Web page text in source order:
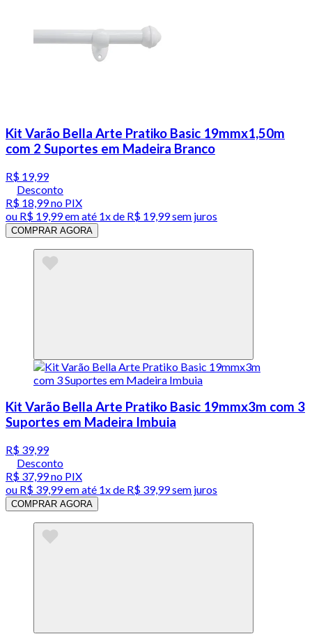
Kit Varão Bella Arte Pratiko Basic 19mmx1,50m
com 2 Suportes em Madeira Branco
R$ 19,99
Desconto
R$ 18,99no PIX
ou R$ 19,99em até 1x de R$ 19,99sem juros
COMPRAR AGORA
Kit Varão Bella Arte Pratiko Basic 19mmx3m com 3
Suportes em Madeira Imbuia
R$ 39,99
Desconto
R$ 37,99no PIX
ou R$ 39,99em até 1x de R$ 39,99sem juros
COMPRAR AGORA